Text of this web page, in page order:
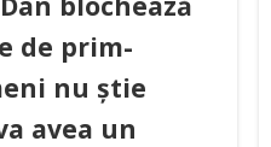
de prim-
nu știe
avea un